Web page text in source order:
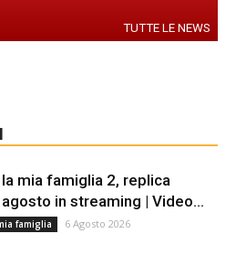
TUTTE LE NEWS
mia famiglia 2, replica
in streaming | Video...
famiglia 6 Agosto 2026